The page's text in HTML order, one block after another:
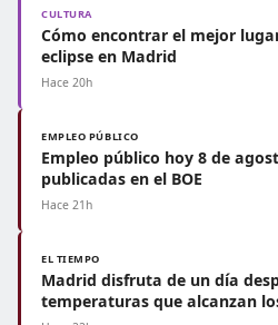
CULTURA
Cómo encontrar el mejor
eclipse en Madrid
Hace 20h
EMPLEO PÚBLICO
Empleo público hoy 8 de
publicadas en el BOE
Hace 21h
EL TIEMPO
Madrid disfruta de un día
temperaturas que alcanzan